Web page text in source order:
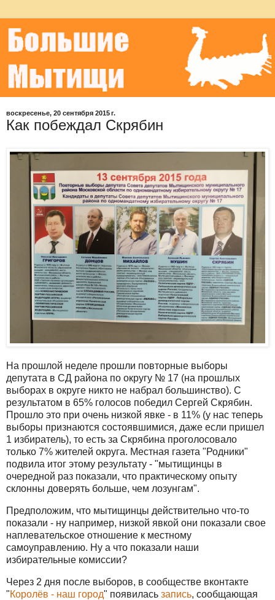
воскресенье, 20 сентября 2015 г.
Как побеждал Скрябин
На прошлой неделе прошли повторные выборы
депутата в СД района по округу № 17 (на прошлых
выборах в округе никто не набрал большинство). С
результатом в 65% голосов победил Сергей Скрябин.
Прошло это при очень низкой явке - в 11% (у нас теперь
выборы признаются состоявшимися, даже если пришел
1 избиратель), то есть за Скрябина проголосовало
только 7% жителей округа. Местная газета "Родники"
подвила итог этому результату - "мытищинцы в
очередной раз показали, что практическому опыту
склонны доверять больше, чем лозунгам".
Предположим, что мытищинцы действительно что-то
показали - ну например, низкой явкой они показали свое
наплевательское отношение к местному
самоуправлению. Ну а что показали наши
избирательные комиссии?
Через 2 дня после выборов, в сообществе вконтакте
"Королёв - наш город" появилась запись, сообщающая